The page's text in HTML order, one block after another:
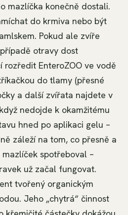
mazlíčka konečně dostali.
do krmiva nebo být
Pokud ale zvíře
otravy dost
rozředit EnteroZOO ve vodě
do tlamy (přesné
a další zvířata najdete v
nedojde k okamžitému
hned po aplikaci gelu –
záleží na tom, co přesně a
spotřeboval –
už začal fungovat.
tvořený organickým
Jeho „chytrá“ činnost